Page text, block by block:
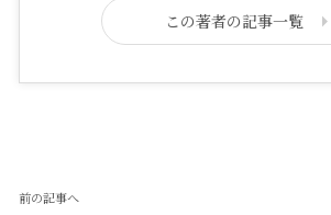
この著者の記事一覧
前の記事へ